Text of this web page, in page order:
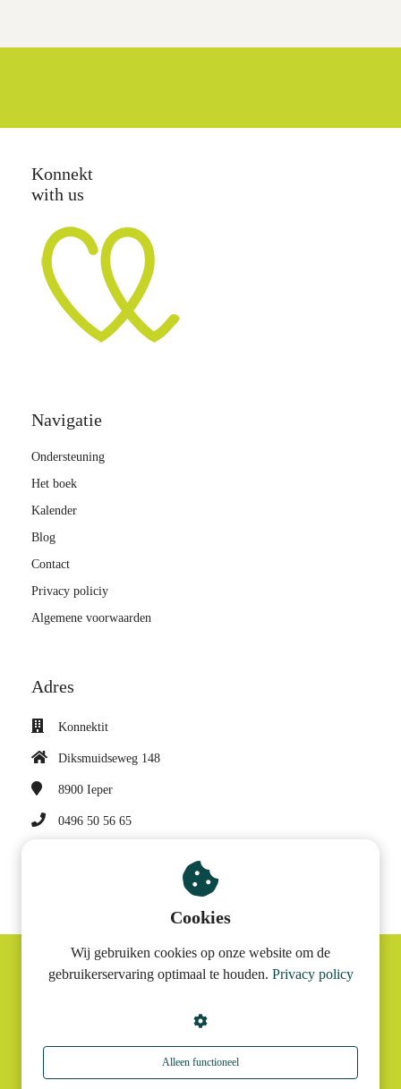
Konnekt
with us
Navigatie
Ondersteuning
Het boek
Kalender
Blog
Contact
Privacy policiy
Algemene voorwaarden
Adres
Konnektit
Diksmuidseweg 148
8900 Ieper
0496 50 56 65
BTW nummer: BE 0682 947 997
© Konnektit
Cookies
Wij gebruiken cookies op onze website om de
gebruikerservaring optimaal te houden. Privacy policy
Alleen functioneel